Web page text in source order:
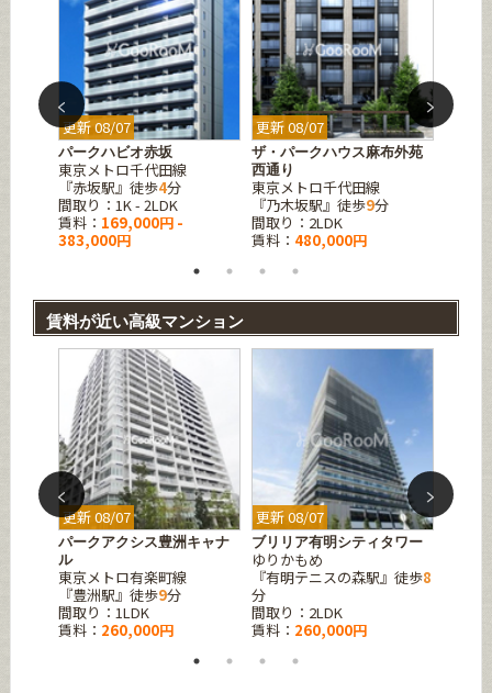
更新 08/07
パークハビオ赤坂
東京メトロ千代田線
『赤坂駅』徒歩4分
間取り：1K - 2LDK
賃料： 169,000円 -
383,000円
更新 08/07
ザ・パークハウス麻布外苑
西通り
東京メトロ千代田線
『乃木坂駅』徒歩9分
間取り：2LDK
賃料： 480,000円
賃料が近い高級マンション
更新 08/07
パークアクシス豊洲キャナ
ル
東京メトロ有楽町線
『豊洲駅』徒歩9分
間取り：1LDK
賃料： 260,000円
更新 08/07
ブリリア有明シティタワー
ゆりかもめ
『有明テニスの森駅』徒歩8
分
間取り：2LDK
賃料： 260,000円